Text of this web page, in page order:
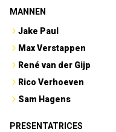
MANNEN
Jake Paul
Max Verstappen
René van der Gijp
Rico Verhoeven
Sam Hagens
PRESENTATRICES